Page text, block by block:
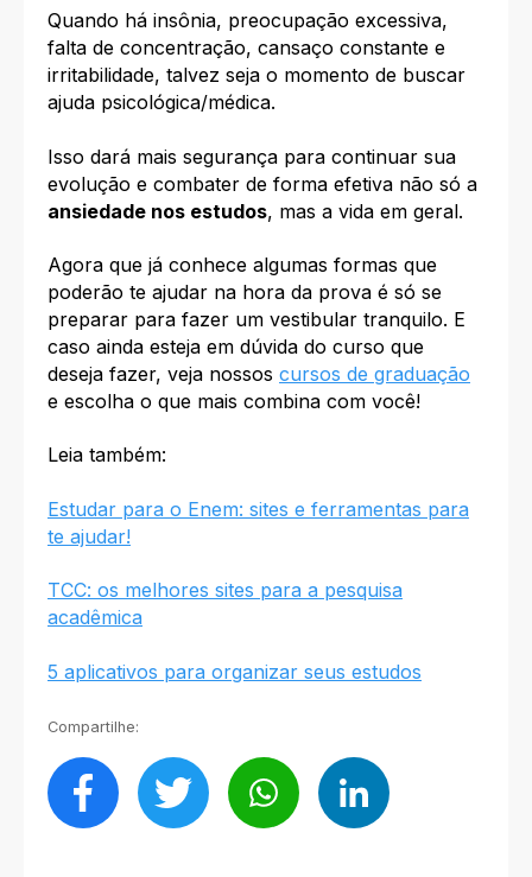
Quando há insônia, preocupação excessiva,
falta de concentração, cansaço constante e
irritabilidade, talvez seja o momento de buscar
ajuda psicológica/médica.
Isso dará mais segurança para continuar sua
evolução e combater de forma efetiva não só a
ansiedade nos estudos, mas a vida em geral.
Agora que já conhece algumas formas que
poderão te ajudar na hora da prova é só se
preparar para fazer um vestibular tranquilo. E
caso ainda esteja em dúvida do curso que
deseja fazer, veja nossos cursos de graduação
e escolha o que mais combina com você!
Leia também:
Estudar para o Enem: sites e ferramentas para
te ajudar!
TCC: os melhores sites para a pesquisa
acadêmica
5 aplicativos para organizar seus estudos
Compartilhe: